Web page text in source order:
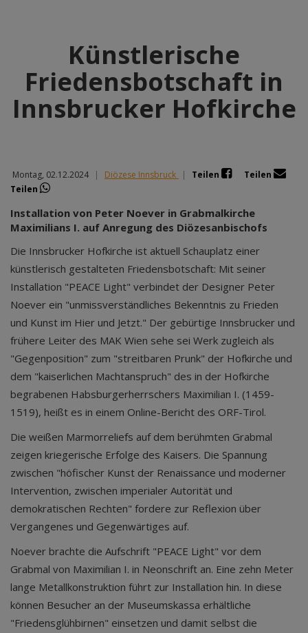
Künstlerische
Friedensbotschaft in
Innsbrucker Hofkirche
Montag, 02.12.2024 | Diözese Innsbruck | Teilen
Teilen
Teilen
Installation von Peter Noever in Grabmalkirche
Maximilians I. auf Anregung des Diözesanbischofs
Die Innsbrucker Hofkirche ist aktuell Schauplatz einer
künstlerisch gestalteten Friedensbotschaft: Mit seiner
Installation "PEACE Light" verbindet der Designer Peter
Noever ein "unmissverständliches Bekenntnis zu Frieden
und Kunst im Hier und Jetzt." Der gebürtige Innsbrucker und
frühere Leiter des MAK Wien sehe sei Werk zugleich als
"Gegenposition" zum "streitbaren Prunk" der Hofkirche und
dem "kaiserlichen Machtanspruch" des in der Hofkirche
begrabenen Habsburgerherrschers Maximilian I. (1459-
1519), heißt es in einem Online-Bericht des ORF-Tirol.
Die weißen Marmorreliefs auf dem berühmten Grabmal
zeigen kriegerische Erfolge des Kaisers. Die Spannung
zwischen "höfischer Kunst der Renaissance und moderner
Intervention, zwischen imperialer Autorität und
demokratischen Rechten" fordere zur Reflexion über
Vergangenes und Gegenwärtiges auf.
Noever brachte die Aufschrift "PEACE Light" vor dem
Grabmal von Maximilian I. in Neonschrift an. Eine zehn Meter
lange Metallkonstruktion führt zur Installation hin. In diese
können Besucher an der Museumskassa erhältliche
"Friedensglühbirnen" einsetzen und damit selbst die